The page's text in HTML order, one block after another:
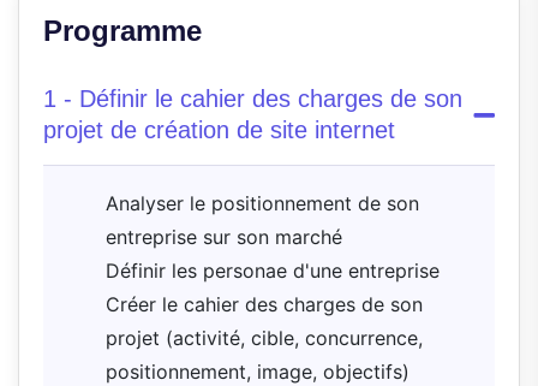
Programme
1 - Définir le cahier des charges de son
projet de création de site internet
Analyser le positionnement de son
entreprise sur son marché
Définir les personae d'une entreprise
Créer le cahier des charges de son
projet (activité, cible, concurrence,
positionnement, image, objectifs)